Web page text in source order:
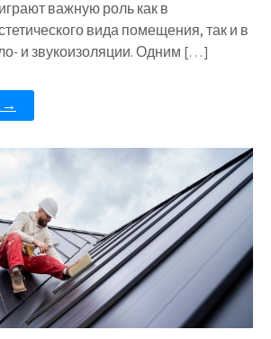
важную роль как в
вида помещения, так и в
и звукоизоляции. Одним […]
→